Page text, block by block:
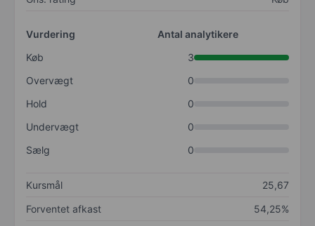
Vurdering
Antal analytikere
Køb
3
Overvægt
0
Hold
0
Undervægt
0
Sælg
0
Kursmål
25,67
Forventet afkast
54,25%